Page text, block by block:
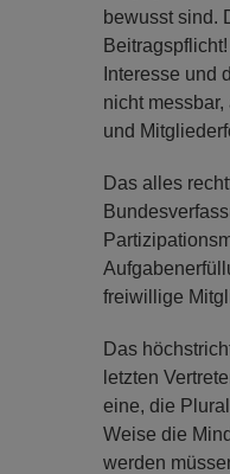
bewusst sind.
Interesse und
nicht
und
Das alles
freiwillige
Das
letzten
eine, die
Weise die
werden